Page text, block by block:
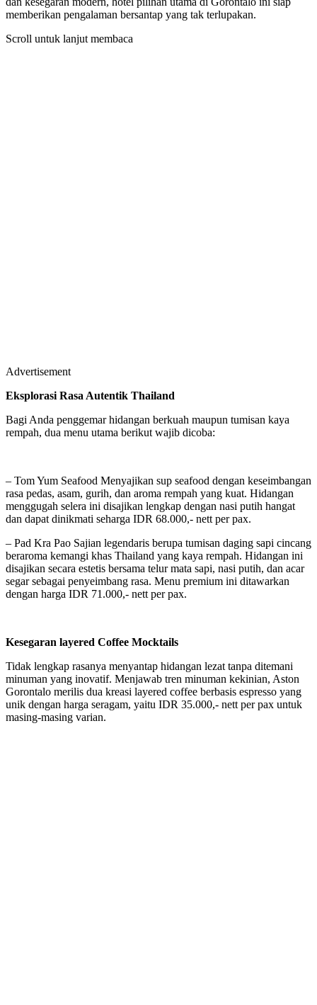
memberikan pengalaman bersantap yang tak terlupakan.
Scroll untuk lanjut membaca
Advertisement
Eksplorasi Rasa Autentik Thailand
Bagi Anda penggemar hidangan berkuah maupun tumisan kaya
rempah, dua menu utama berikut wajib dicoba:
– Tom Yum Seafood Menyajikan sup seafood dengan keseimbangan
rasa pedas, asam, gurih, dan aroma rempah yang kuat. Hidangan
menggugah selera ini disajikan lengkap dengan nasi putih hangat
dan dapat dinikmati seharga IDR 68.000,- nett per pax.
– Pad Kra Pao Sajian legendaris berupa tumisan daging sapi cincang
beraroma kemangi khas Thailand yang kaya rempah. Hidangan ini
disajikan secara estetis bersama telur mata sapi, nasi putih, dan acar
segar sebagai penyeimbang rasa. Menu premium ini ditawarkan
dengan harga IDR 71.000,- nett per pax.
Kesegaran layered Coffee Mocktails
Tidak lengkap rasanya menyantap hidangan lezat tanpa ditemani
minuman yang inovatif. Menjawab tren minuman kekinian, Aston
Gorontalo merilis dua kreasi layered coffee berbasis espresso yang
unik dengan harga seragam, yaitu IDR 35.000,- nett per pax untuk
masing-masing varian.